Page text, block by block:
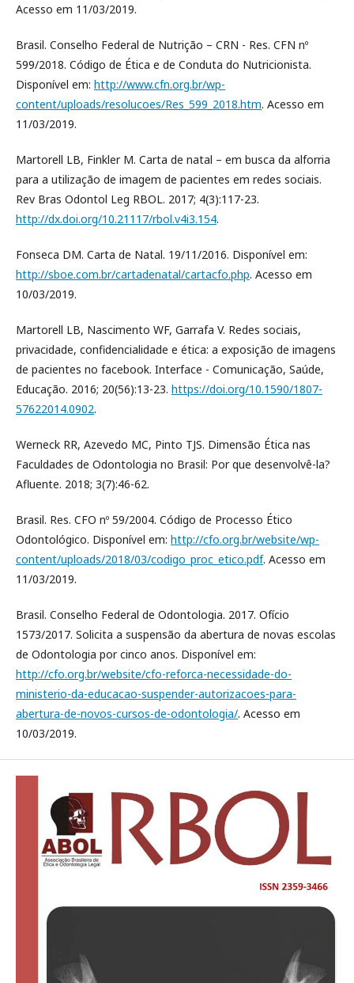
Acesso em 11/03/2019.
Brasil. Conselho Federal de Nutrição – CRN - Res. CFN nº
599/2018. Código de Ética e de Conduta do Nutricionista.
Disponível em: http://www.cfn.org.br/wp-
content/uploads/resolucoes/Res_599_2018.htm. Acesso em
11/03/2019.
Martorell LB, Finkler M. Carta de natal – em busca da alforria
para a utilização de imagem de pacientes em redes sociais.
Rev Bras Odontol Leg RBOL. 2017; 4(3):117-23.
http://dx.doi.org/10.21117/rbol.v4i3.154.
Fonseca DM. Carta de Natal. 19/11/2016. Disponível em:
http://sboe.com.br/cartadenatal/cartacfo.php. Acesso em
10/03/2019.
Martorell LB, Nascimento WF, Garrafa V. Redes sociais,
privacidade, confidencialidade e ética: a exposição de imagens
de pacientes no facebook. Interface - Comunicação, Saúde,
Educação. 2016; 20(56):13-23. https://doi.org/10.1590/1807-
57622014.0902.
Werneck RR, Azevedo MC, Pinto TJS. Dimensão Ética nas
Faculdades de Odontologia no Brasil: Por que desenvolvê-la?
Afluente. 2018; 3(7):46-62.
Brasil. Res. CFO nº 59/2004. Código de Processo Ético
Odontológico. Disponível em: http://cfo.org.br/website/wp-
content/uploads/2018/03/codigo_proc_etico.pdf. Acesso em
11/03/2019.
Brasil. Conselho Federal de Odontologia. 2017. Ofício
1573/2017. Solicita a suspensão da abertura de novas escolas
de Odontologia por cinco anos. Disponível em:
http://cfo.org.br/website/cfo-reforca-necessidade-do-
ministerio-da-educacao-suspender-autorizacoes-para-
abertura-de-novos-cursos-de-odontologia/. Acesso em
10/03/2019.